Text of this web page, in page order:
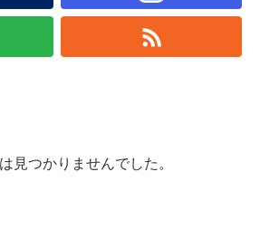
見つかりませんでした。